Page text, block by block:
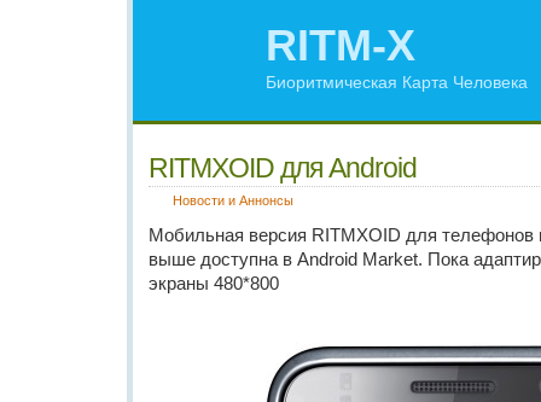
RITM-X
Биоритмическая Карта Человека
RITMXOID для Android
Новости и Аннонсы
Мобильная версия RITMXOID для телефонов
выше доступна в Android Market. Пока
экраны 480*800